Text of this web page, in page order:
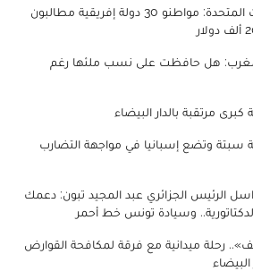
تأشيرة الدخول للولايات المتحدة: مواطنو 30 دولة إفريقية مطالبون
هل حافظت على نسب ملئها رغم
مرتقبة بالدار البيضاء
سبتة وتضع إسبانيا في مواجهة التضارب
الرئيس الجزائري عبد المجيد تبون: دعمك
وسيادة تونس خط أحمر
رحلة ميدانية مع فرقة لمكافحة القوارض